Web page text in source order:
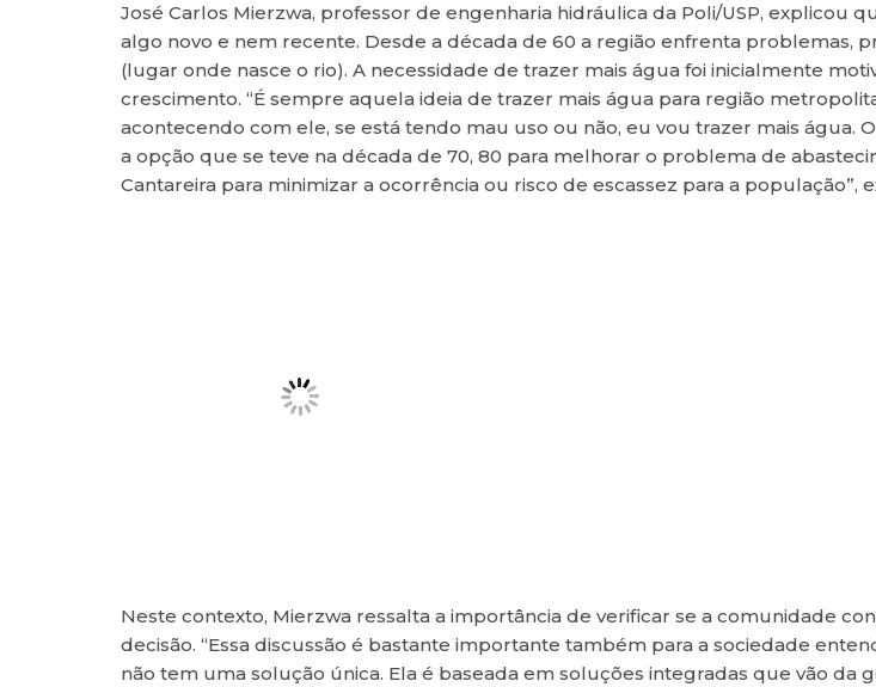
José Carlos Mierzwa, professor de engenharia hidráulica da Poli/USP, explicou
algo novo e nem recente. Desde a década de 60 a região enfrenta problemas,
(lugar onde nasce o rio). A necessidade de trazer mais água foi inicialmente
crescimento. “É sempre aquela ideia de trazer mais água para região
acontecendo com ele, se está tendo mau uso ou não, eu vou trazer mais água.
a opção que se teve na década de 70, 80 para melhorar o problema de
Cantareira para minimizar a ocorrência ou risco de escassez para a população”,
Neste contexto, Mierzwa ressalta a importância de verificar se a comunidade
decisão. “Essa discussão é bastante importante também para a sociedade
não tem uma solução única. Ela é baseada em soluções integradas que vão da